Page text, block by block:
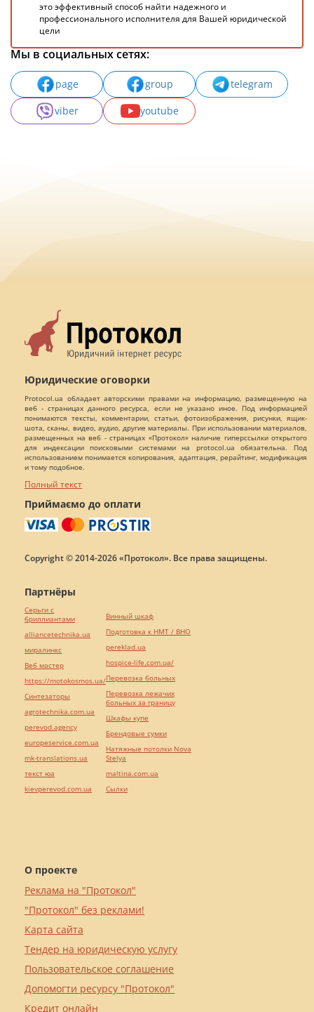
это эффективный способ найти надежного и
профессионального исполнителя для Вашей юридической
цели
Мы в социальных сетях:
page group
telegram
viber
youtube
Юридические оговорки
Protocol.ua обладает авторскими правами на информацию, размещенную на
веб - страницах данного ресурса, если не указано иное. Под информацией
понимаются тексты, комментарии, статьи, фотоизображения, рисунки, ящик-
шота, сканы, видео, аудио, другие материалы. При использовании материалов,
размещенных на веб - страницах «Протокол» наличие гиперссылки открытого
для индексации поисковыми системами на protocol.ua обязательна. Под
использованием понимается копирования, адаптация, рерайтинг, модификация
и тому подобное.
Полный текст
Приймаємо до оплати
Copyright © 2014-2026 «Протокол». Все права защищены.
О проекте
Реклама на "Протокол"
"Протокол" без реклами!
Карта сайта
Тендер на юридическую услугу
Пользовательское соглашение
Допомогти ресурсу "Протокол"
Кредит онлайн
Партнёры
Серьги с
бриллиантами
alliancetechnika.ua
миралинкс
Веб мастер
https://motokosmos.ua/
Синтезаторы
agrotechnika.com.ua
perevod.agency
europeservice.com.ua
mk-translations.ua
текст юа
kievperevod.com.ua
Винный шкаф
Подготовка к НМТ / ВНО
pereklad.ua
hospice-life.com.ua/
Перевозка больных
Перевозка лежачих
больных за границу
Шкафы купе
Брендовые сумки
Натяжные потолки Nova
Stelya
maltina.com.ua
Cылки